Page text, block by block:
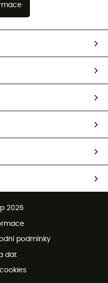
2026
podmínky
dat